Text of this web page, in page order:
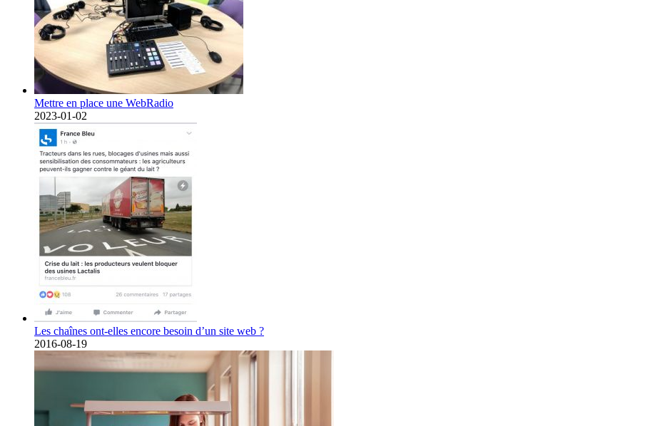
Mettre en place une WebRadio
2023-01-02
Les chaînes ont-elles encore besoin d’un site web ?
2016-08-19